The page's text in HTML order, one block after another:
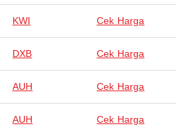
KWI Cek Harga
DXB Cek Harga
AUH Cek Harga
AUH Cek Harga